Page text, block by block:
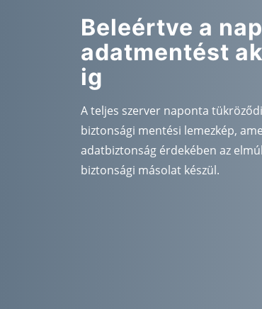
Beleértve a
adatmentést
ig
A teljes szerver naponta
biztonsági mentési lemezkép,
adatbiztonság érdekében az
biztonsági másolat készül.